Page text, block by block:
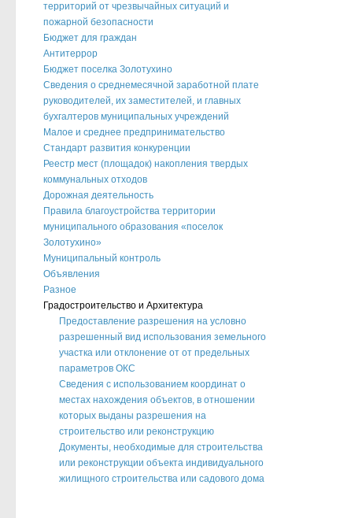
территорий от чрезвычайных ситуаций и
пожарной безопасности
Бюджет для граждан
Антитеррор
Бюджет поселка Золотухино
Сведения о среднемесячной заработной плате
руководителей, их заместителей, и главных
бухгалтеров муниципальных учреждений
Малое и среднее предпринимательство
Стандарт развития конкуренции
Реестр мест (площадок) накопления твердых
коммунальных отходов
Дорожная деятельность
Правила благоустройства территории
муниципального образования «поселок
Золотухино»
Муниципальный контроль
Объявления
Разное
Градостроительство и Архитектура
Предоставление разрешения на условно
разрешенный вид использования земельного
участка или отклонение от от предельных
параметров ОКС
Сведения с использованием координат о
местах нахождения объектов, в отношении
которых выданы разрешения на
строительство или реконструкцию
Документы, необходимые для строительства
или реконструкции объекта индивидуального
жилищного строительства или садового дома